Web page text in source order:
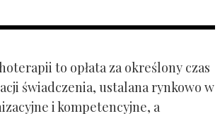
to opłata za określony czas
świadczenia, ustalana rynkowo w
i kompetencyjne, a